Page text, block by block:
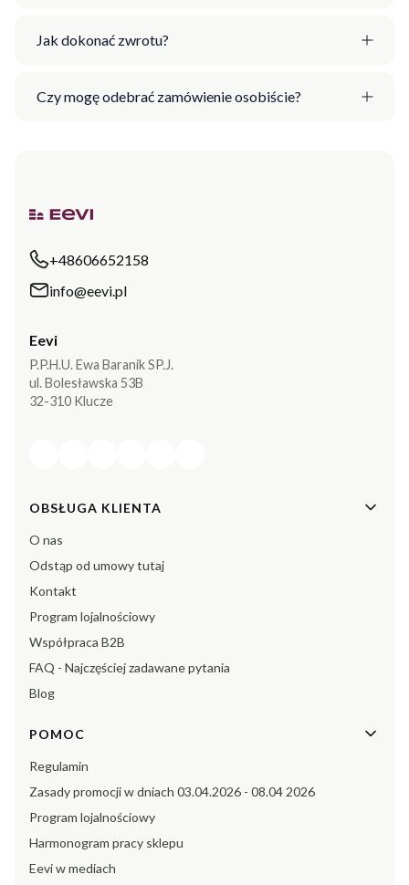
Jak dokonać zwrotu?
Czy mogę odebrać zamówienie osobiście?
+48606652158
info@eevi.pl
Eevi
P.P.H.U. Ewa Baranik SP.J.
ul. Bolesławska 53B
32-310 Klucze
Linki w stopce
OBSŁUGA KLIENTA
O nas
Odstąp od umowy tutaj
Kontakt
Program lojalnościowy
Współpraca B2B
FAQ - Najczęściej zadawane pytania
Blog
POMOC
Regulamin
Zasady promocji w dniach 03.04.2026 - 08.04 2026
Program lojalnościowy
Harmonogram pracy sklepu
Eevi w mediach